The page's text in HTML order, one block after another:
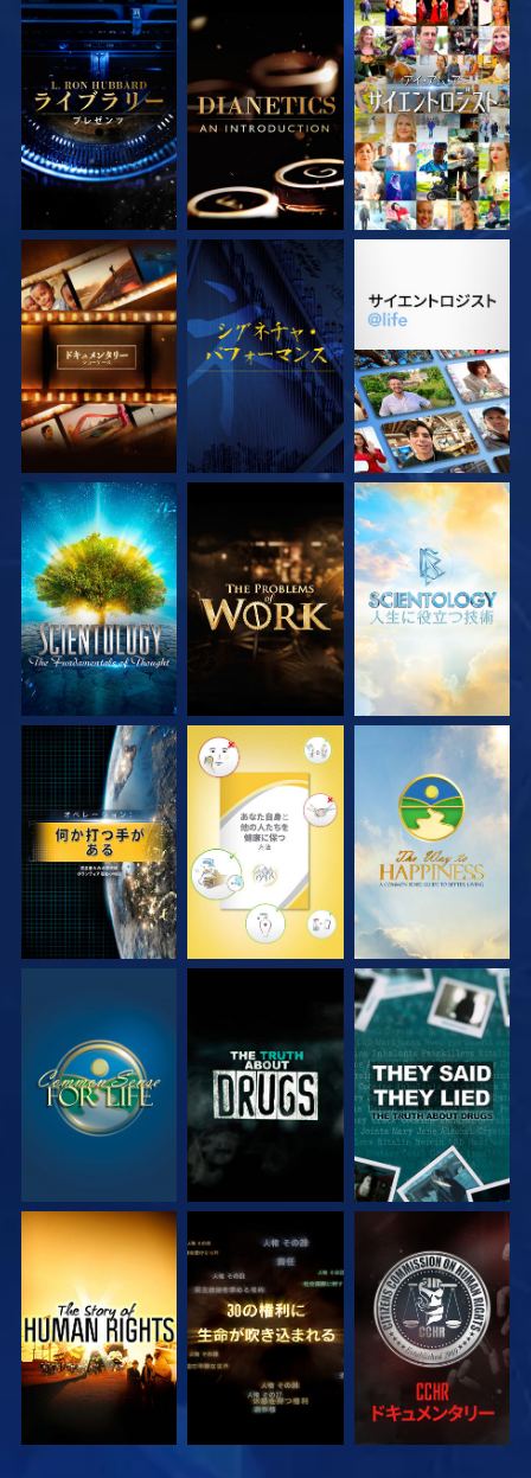
シリーズを探求 シリーズを探求 観る
シリーズを探求 観る シリーズを探求
シリーズを探求 シリーズを探求 シリーズを探求
観る 観る 観る
観る 観る 観る
観る 観る 観る